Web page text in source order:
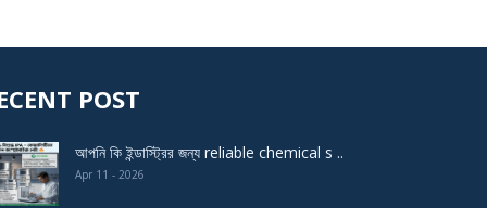
POST
আপনি কি ইন্ডাস্ট্রির জন্য reliable chemical s ..
Apr 11 - 2026